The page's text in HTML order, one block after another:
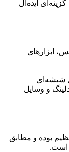
ایده‌آل
ابزارهای
شیشه‌ای
و وسایل
بوده و مطابق
است.